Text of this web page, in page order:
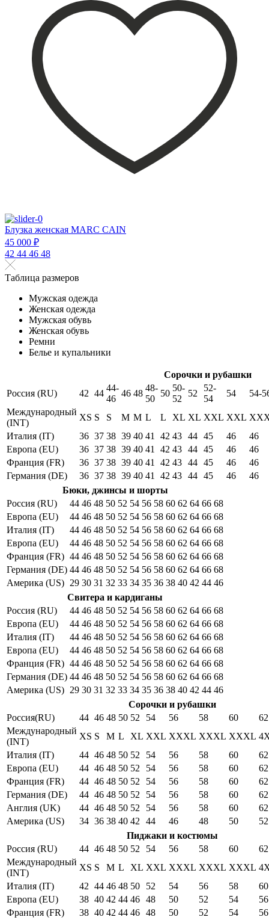
Блузка женская MARC CAIN
45 000 ₽
42 44 46 48
Таблица размеров
Мужская одежда
Женская одежда
Мужская обувь
Женская обувь
Ремни
Белье и купальники
Сорочки и рубашки
Россия (RU)
42 44
44-
46
46 48
48-
50
50
50-
52
52
52-
54
54
54-
Международный
(INT)
XS S S M M L L XL XL XXL XXL
Италия (IT)
36 37 38 39 40 41 42 43 44 45 46
46
Европа (EU)
36 37 38 39 40 41 42 43 44 45 46
46
Франция (FR)
36 37 38 39 40 41 42 43 44 45 46
46
Германия (DE)
36 37 38 39 40 41 42 43 44 45 46
46
Бюки, джинсы и шорты
Россия (RU)
44 46 48 50 52 54 56 58 60 62 64 66 68
Европа (EU)
44 46 48 50 52 54 56 58 60 62 64 66 68
Италия (IT)
44 46 48 50 52 54 56 58 60 62 64 66 68
Европа (EU)
44 46 48 50 52 54 56 58 60 62 64 66 68
Франция (FR) 44 46 48 50 52 54 56 58 60 62 64 66 68
Германия (DE) 44 46 48 50 52 54 56 58 60 62 64 66 68
Америка (US) 29 30 31 32 33 34 35 36 38 40 42 44 46
Свитера и кардиганы
Россия (RU)
44 46 48 50 52 54 56 58 60 62 64 66 68
Европа (EU)
44 46 48 50 52 54 56 58 60 62 64 66 68
Италия (IT)
44 46 48 50 52 54 56 58 60 62 64 66 68
Европа (EU)
44 46 48 50 52 54 56 58 60 62 64 66 68
Франция (FR) 44 46 48 50 52 54 56 58 60 62 64 66 68
Германия (DE) 44 46 48 50 52 54 56 58 60 62 64 66 68
Америка (US) 29 30 31 32 33 34 35 36 38 40 42 44 46
Сорочки и рубашки
Россия(RU)
44 46 48 50 52 54 56 58 60
62
Международный
(INT)
XS S M L XL XXL XXXL XXXL XXXL
Италия (IT)
44 46 48 50 52 54 56 58 60
62
Европа (EU)
44 46 48 50 52 54 56 58 60
62
Франция (FR)
44 46 48 50 52 54 56 58 60
62
Германия (DE)
44 46 48 50 52 54 56 58 60
62
Англия (UK)
44 46 48 50 52 54 56 58 60
62
Америка (US)
34 36 38 40 42 44 46 48 50
52
Пиджаки и костюмы
Россия (RU)
44 46 48 50 52 54 56 58 60
62
Международный
(INT)
XS S M L XL XXL XXXL XXXL XXXL
Италия (IT)
42 44 46 48 50 52 54 56 58
60
Европа (EU)
38 40 42 44 46 48 50 52 54
56
Франция (FR)
38 40 42 44 46 48 50 52 54
56